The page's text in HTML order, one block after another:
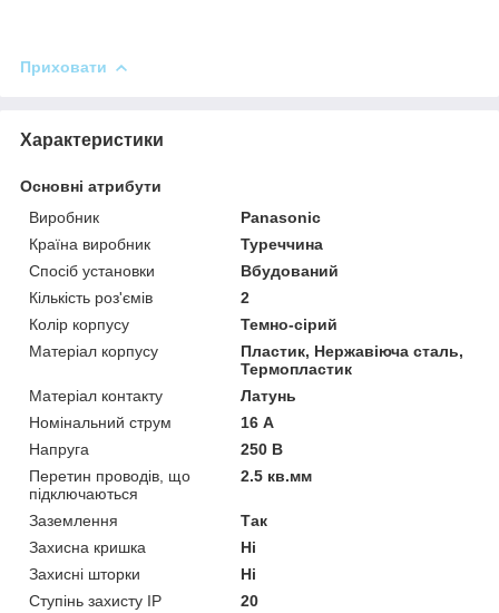
Приховати
Характеристики
Основні атрибути
Виробник
Panasonic
Країна виробник
Туреччина
Спосіб установки
Вбудований
Кількість роз'ємів
2
Колір корпусу
Темно-сірий
Матеріал корпусу
Пластик, Нержавіюча сталь,
Термопластик
Матеріал контакту
Латунь
Номінальний струм
16 А
Напруга
250 В
Перетин проводів, що
підключаються
2.5 кв.мм
Заземлення
Так
Захисна кришка
Ні
Захисні шторки
Ні
Ступінь захисту IP
20